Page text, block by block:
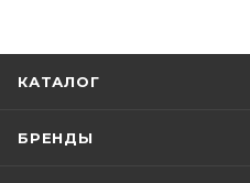
КАТАЛОГ
БРЕНДЫ